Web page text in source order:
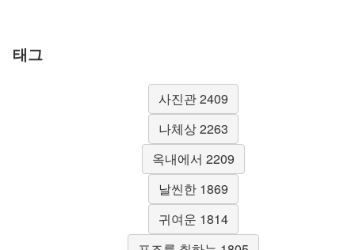
태그
사진관 2409
나체상 2263
옥내에서 2209
날씬한 1869
귀여운 1814